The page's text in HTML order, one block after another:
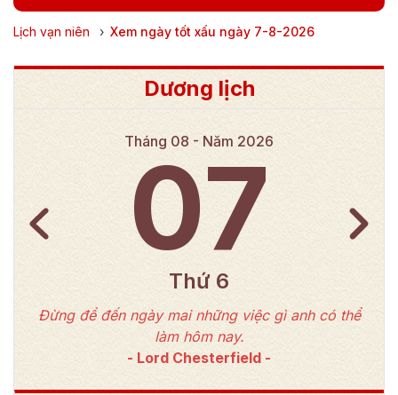
Lịch vạn niên › Xem ngày tốt xấu ngày 7-8-2026
Dương lịch
Tháng 08 - Năm 2026
07
Thứ 6
Đừng để đến ngày mai những việc gì anh có thể
làm hôm nay.
- Lord Chesterfield -